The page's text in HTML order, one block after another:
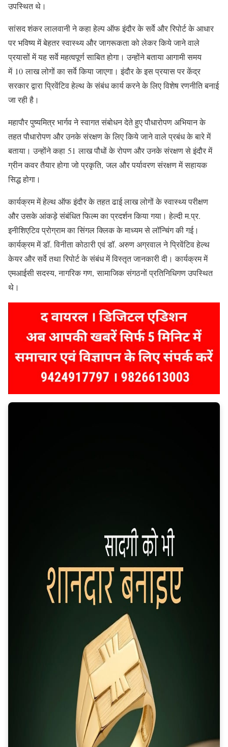
उपस्थित थे।
सांसद शंकर लालवानी ने कहा हेल्प ऑफ इंदौर के सर्वे और रिपोर्ट के आधार
पर भविष्य में बेहतर स्वास्थ्य और जागरूकता को लेकर किये जाने वाले
प्रयासों में यह सर्वे महत्वपूर्ण साबित होगा। उन्होंने बताया आगामी समय
में 10 लाख लोगों का सर्वे किया जाएगा। इंदौर के इस प्रयास पर केंद्र
सरकार द्वारा प्रिवेंटिव हेल्थ के संबंध कार्य करने के लिए विशेष रणनीति बनाई
जा रही है।
महापौर पुष्यमित्र भार्गव ने स्वागत संबोधन देते हुए पौधारोपण अभियान के
तहत पौधारोपण और उनके संरक्षण के लिए किये जाने वाले प्रबंध के बारे में
बताया। उन्होंने कहा 51 लाख पौधों के रोपण और उनके संरक्षण से इंदौर में
ग्रीन कवर तैयार होगा जो प्रकृति, जल और पर्यावरण संरक्षण में सहायक
सिद्ध होगा।
कार्यक्रम में हेल्थ ऑफ इंदौर के तहत ढाई लाख लोगों के स्वास्थ्य परीक्षण
और उसके आंकड़े संबंधित फिल्म का प्रदर्शन किया गया। हेल्दी म.प्र.
इनीशिएटिव प्रोग्राम का सिंगल क्लिक के माध्यम से लॉन्चिंग की गई।
कार्यक्रम में डॉ. विनीता कोठारी एवं डॉ. अरुण अग्रवाल ने प्रिवेंटिव हेल्थ
केयर और सर्वे तथा रिपोर्ट के संबंध में विस्तृत जानकारी दी। कार्यक्रम में
एमआईसी सदस्य, नागरिक गण, सामाजिक संगठनों प्रतिनिधिगण उपस्थित
थे।